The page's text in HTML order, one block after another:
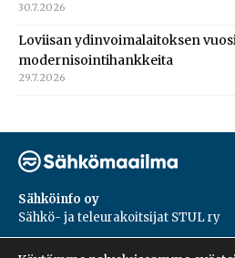
30.7.2026
Loviisan ydinvoimalaitoksen
modernisointihankkeita
29.7.2026
Sähköinfo oy
Sähkö- ja teleurakoitsijat STUL ry
PL 55, 02601, Espoo